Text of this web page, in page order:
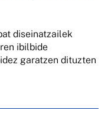
diseinatzailek
ibilbide
garatzen dituzten